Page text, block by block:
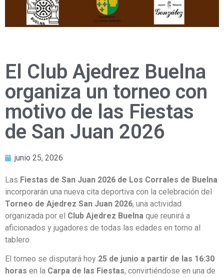
El Club Ajedrez Buelna
organiza un torneo con
motivo de las Fiestas
de San Juan 2026
junio 25, 2026
Las Fiestas de San Juan 2026 de Los Corrales de Buelna
incorporarán una nueva cita deportiva con la celebración del
Torneo de Ajedrez San Juan 2026, una actividad
organizada por el Club Ajedrez Buelna que reunirá a
aficionados y jugadores de todas las edades en torno al
tablero.
El torneo se disputará hoy 25 de junio a partir de las 16:30
horas en la Carpa de las Fiestas, convirtiéndose en una de